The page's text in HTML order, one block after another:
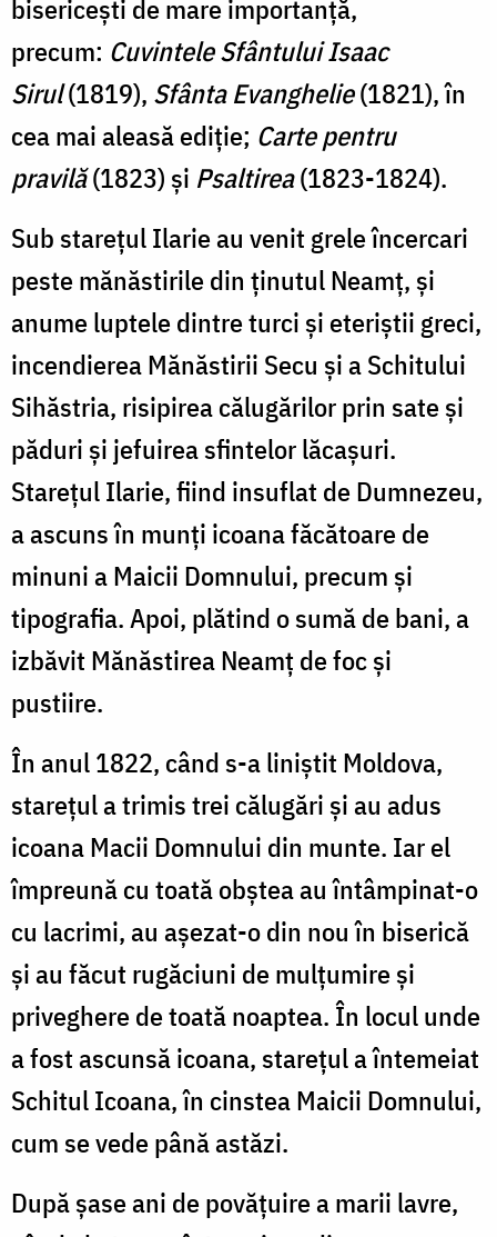
bisericeşti de mare importanţă,
precum: Cuvintele Sfântului Isaac
Sirul(1819), Sfânta Evanghelie(1821), în
cea mai aleasă ediţie; Carte pentru
pravilă(1823) şi Psaltirea(1823-1824).
Sub stareţul Ilarie au venit grele încercari
peste mănăstirile din ţinutul Neamţ, şi
anume luptele dintre turci şi eteriştii greci,
incendierea Mănăstirii Secu şi a Schitului
Sihăstria, risipirea călugărilor prin sate şi
păduri şi jefuirea sfintelor lăcaşuri.
Stareţul Ilarie, fiind insuflat de Dumnezeu,
a ascuns în munţi icoana făcătoare de
minuni a Maicii Domnului, precum şi
tipografia. Apoi, plătind o sumă de bani, a
izbăvit Mănăstirea Neamţ de foc şi
pustiire.
În anul 1822, când s-a liniştit Moldova,
stareţul a trimis trei călugări şi au adus
icoana Macii Domnului din munte. Iar el
împreună cu toată obştea au întâmpinat-o
cu lacrimi, au aşezat-o din nou în biserică
şi au făcut rugăciuni de mulţumire şi
priveghere de toată noaptea. În locul unde
a fost ascunsă icoana, stareţul a întemeiat
Schitul Icoana, în cinstea Maicii Domnului,
cum se vede până astăzi.
După şase ani de povăţuire a marii lavre,